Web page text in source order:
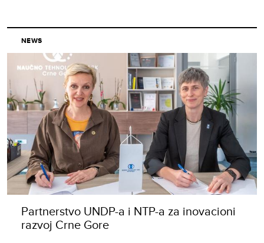
NEWS
Partnerstvo UNDP-a i NTP-a za inovacioni
razvoj Crne Gore